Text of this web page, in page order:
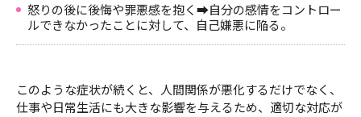
怒りの後に後悔や罪悪感を抱く➡自分の感情をコントロー
ルできなかったことに対して、自己嫌悪に陥る。
このような症状が続くと、人間関係が悪化するだけでなく、
仕事や日常生活にも大きな影響を与えるため、適切な対応が